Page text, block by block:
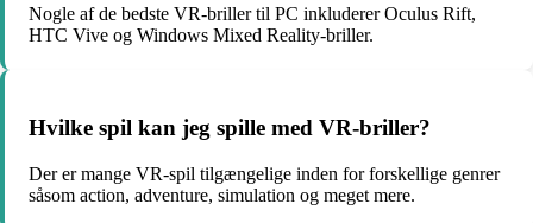
Nogle af de bedste VR-briller til PC inkluderer Oculus Rift,
HTC Vive og Windows Mixed Reality-briller.
Hvilke spil kan jeg spille med VR-briller?
Der er mange VR-spil tilgængelige inden for forskellige genrer
såsom action, adventure, simulation og meget mere.